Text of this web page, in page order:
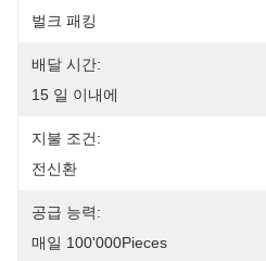
벌크 패킹
배달 시간:
15 일 이내에
지불 조건:
전신환
공급 능력:
매일 100'000Pieces